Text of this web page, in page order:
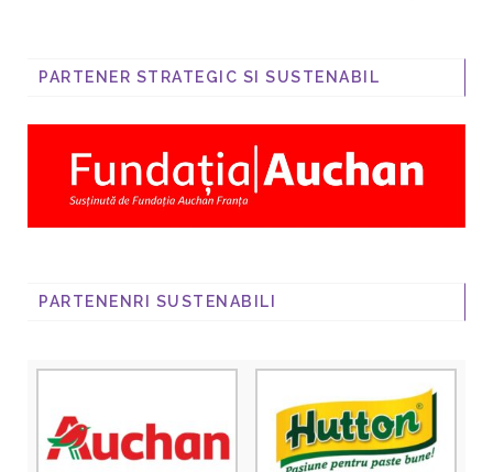
PARTENER STRATEGIC SI SUSTENABIL
PARTENENRI SUSTENABILI